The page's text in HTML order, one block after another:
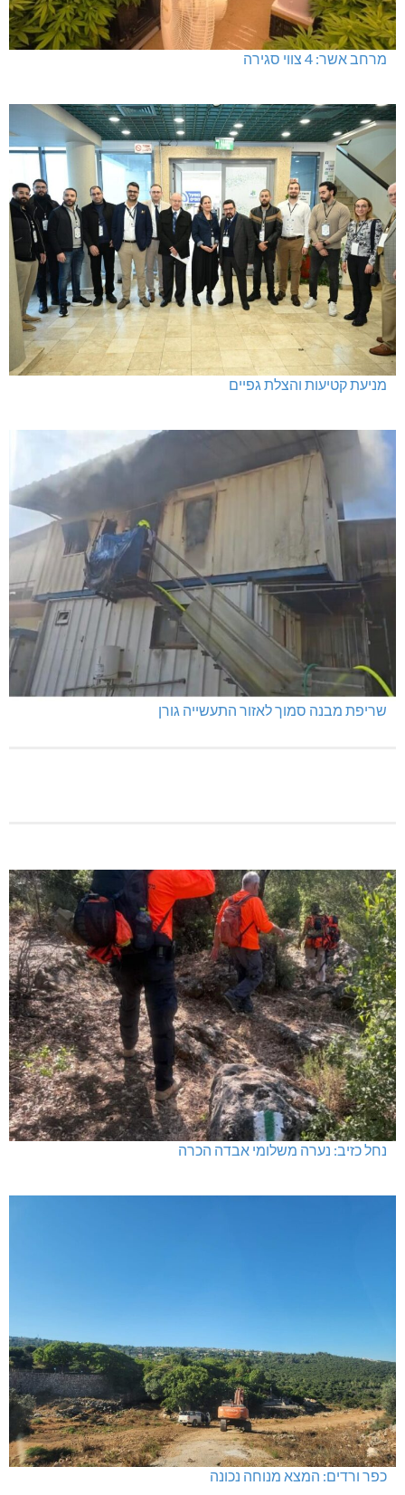
מרחב אשר: 4 צווי סגירה
מניעת קטיעות והצלת גפיים
שריפת מבנה סמוך לאזור התעשייה גורן
נחל כזיב: נערה משלומי אבדה הכרה
כפר ורדים: המצא מנוחה נכונה